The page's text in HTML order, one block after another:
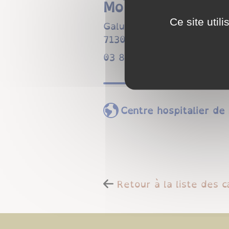
Montceau-les-
Galuzot
71307
06 06 76 58 30
Centre hospitalier de
Retour à la liste des
Ce site